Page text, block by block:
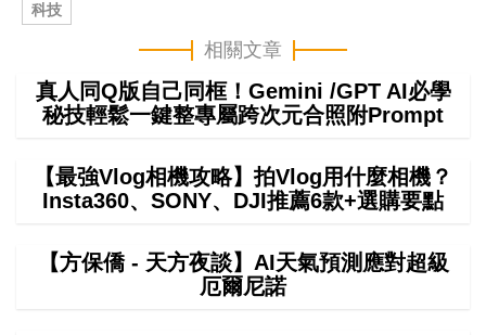
科技
相關文章
真人同Q版自己同框！Gemini /GPT AI必學
秘技輕鬆一鍵整專屬跨次元合照附Prompt
【最強Vlog相機攻略】拍Vlog用什麼相機？
Insta360、SONY、DJI推薦6款+選購要點
【方保僑 - 天方夜談】AI天氣預測應對超級
厄爾尼諾